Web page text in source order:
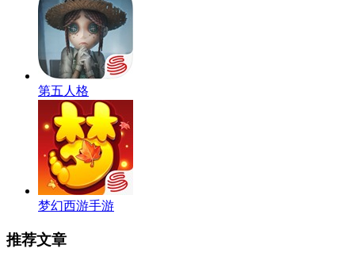
第五人格
梦幻西游手游
推荐文章